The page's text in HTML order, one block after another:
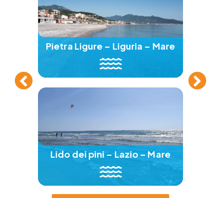
Pietra Ligure – Liguria – Mare
Lido dei pini – Lazio – Mare